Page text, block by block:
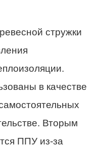
стружки
в качестве
Вторым
ППУ из-за